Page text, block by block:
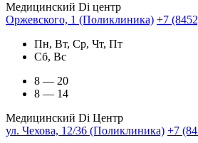
Медицинский Di центр
Оржевского, 1 (Поликлиника) +7
Пн, Вт, Ср, Чт, Пт
Сб, Вс
8 — 20
8 — 14
Медицинский Di Центр
ул. Чехова, 12/36 (Поликлиника) +7